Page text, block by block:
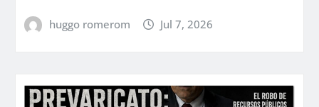
huggo romerom Jul 7, 2026